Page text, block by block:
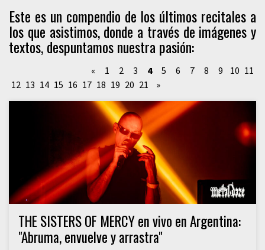
Este es un compendio de los últimos recitales a
los que asistimos, donde a través de imágenes y
textos, despuntamos nuestra pasión:
« 1 2 3 4 5 6 7 8 9 10 11
12 13 14 15 16 17 18 19 20 21 »
THE SISTERS OF MERCY en vivo en Argentina:
"Abruma, envuelve y arrastra"